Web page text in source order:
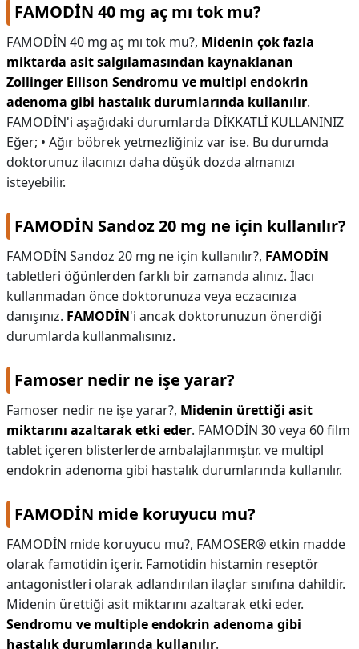
FAMODİN 40 mg aç mı tok mu?
FAMODİN 40 mg aç mı tok mu?, Midenin çok fazla
miktarda asit salgılamasından kaynaklanan
Zollinger Ellison Sendromu ve multipl endokrin
adenoma gibi hastalık durumlarında kullanılır.
FAMODİN'i aşağıdaki durumlarda DİKKATLİ KULLANINIZ
Eğer; • Ağır böbrek yetmezliğiniz var ise. Bu durumda
doktorunuz ilacınızı daha düşük dozda almanızı
isteyebilir.
FAMODİN Sandoz 20 mg ne için kullanılır?
FAMODİN Sandoz 20 mg ne için kullanılır?, FAMODİN
tabletleri öğünlerden farklı bir zamanda alınız. İlacı
kullanmadan önce doktorunuza veya eczacınıza
danışınız. FAMODİN'i ancak doktorunuzun önerdiği
durumlarda kullanmalısınız.
Famoser nedir ne işe yarar?
Famoser nedir ne işe yarar?, Midenin ürettiği asit
miktarını azaltarak etki eder. FAMODİN 30 veya 60 film
tablet içeren blisterlerde ambalajlanmıştır. ve multipl
endokrin adenoma gibi hastalık durumlarında kullanılır.
FAMODİN mide koruyucu mu?
FAMODİN mide koruyucu mu?, FAMOSER® etkin madde
olarak famotidin içerir. Famotidin histamin reseptör
antagonistleri olarak adlandırılan ilaçlar sınıfına dahildir.
Midenin ürettiği asit miktarını azaltarak etki eder.
Sendromu ve multiple endokrin adenoma gibi
hastalık durumlarında kullanılır.